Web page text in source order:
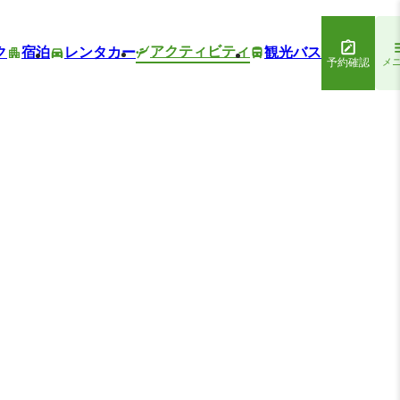
宿泊 レンタカー アクティビティ 観光バス
予約確認 メ